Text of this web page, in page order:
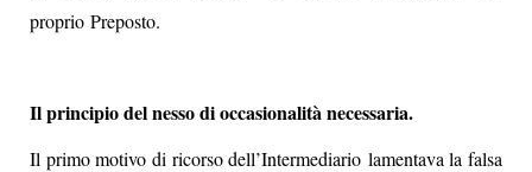
proprio Preposto.
Il principio del nesso di occasionalità necessaria.
Il primo motivo di ricorso dell’Intermediario lamentava la falsa